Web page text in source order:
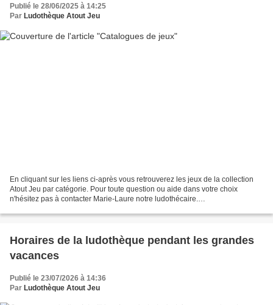
Publié le 28/06/2025 à 14:25
Par Ludothèque Atout Jeu
En cliquant sur les liens ci-après vous retrouverez les jeux de la collection
Atout Jeu par catégorie. Pour toute question ou aide dans votre choix
n'hésitez pas à contacter Marie-Laure notre ludothécaire.
Horaires de la ludothèque pendant les grandes
vacances
Publié le 23/07/2026 à 14:36
Par Ludothèque Atout Jeu